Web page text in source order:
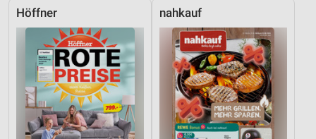
Höffner nahkauf